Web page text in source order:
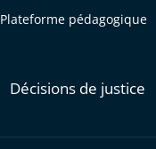
Plateforme pédagogique
Décisions de justice